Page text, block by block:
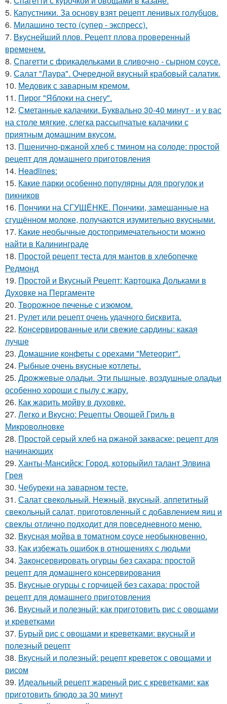
5. Капустники. За основу взят рецепт ленивых голубцов.
6. Милашино тесто (супер - экспресс).
7. Вкуснейший плов. Рецепт плова проверенный
временем.
8. Спагетти с фрикадельками в сливочно - сырном соусе.
9. Салат "Лаура". Очередной вкусный крабовый салатик.
10. Медовик с заварным кремом.
11. Пирог "Яблоки на снегу".
12. Сметанные калачики. Буквально 30-40 минут - и у вас
на столе мягкие, слегка рассыпчатые калачики с
приятным домашним вкусом.
13. Пшенично-ржаной хлеб с тмином на солоде: простой
рецепт для домашнего приготовления
14. Headlines:
15. Какие парки особенно популярны для прогулок и
пикников
16. Пончики на СГУЩЁНКЕ. Пончики, замешанные на
сгущённом молоке, получаются изумительно вкусными.
17. Какие необычные достопримечательности можно
найти в Калининграде
18. Простой рецепт теста для мантов в хлебопечке
Редмонд
19. Простой и Вкусный Рецепт: Картошка Дольками в
Духовке на Пергаменте
20. Творожное печенье с изюмом.
21. Рулет или рецепт очень удачного бисквита.
22. Консервированные или свежие сардины: какая
лучше
23. Домашние конфеты с орехами "Метеорит".
24. Рыбные очень вкусные котлеты.
25. Дрожжевые оладьи. Эти пышные, воздушные оладьи
особенно хороши с пылу с жару.
26. Как жарить мойву в духовке.
27. Легко и Вкусно: Рецепты Овощей Гриль в
Микроволновке
28. Простой серый хлеб на ржаной закваске: рецепт для
начинающих
29. Ханты-Мансийск: Город, которыйил талант Элвина
Грея
30. Чебуреки на заварном тесте.
31. Салат свекольный. Нежный, вкусный, аппетитный
свекольный салат, приготовленный с добавлением яиц и
свеклы отлично подходит для повседневного меню.
32. Вкусная мойва в томатном соусе необыкновенно.
33. Как избежать ошибок в отношениях с людьми
34. Законсервировать огурцы без сахара: простой
рецепт для домашнего консервирования
35. Вкусные огурцы с горчицей без сахара: простой
рецепт для домашнего приготовления
36. Вкусный и полезный: как приготовить рис с овощами
и креветками
37. Бурый рис с овощами и креветками: вкусный и
полезный рецепт
38. Вкусный и полезный: рецепт креветок с овощами и
рисом
39. Идеальный рецепт жареный рис с креветками: как
приготовить блюдо за 30 минут